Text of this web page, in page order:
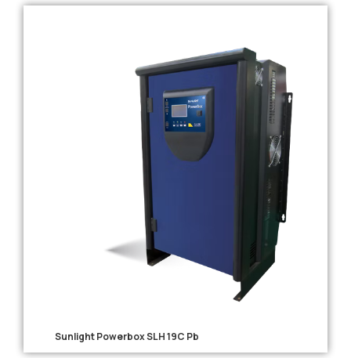
Sunlight Powerbox SLH 19C Pb